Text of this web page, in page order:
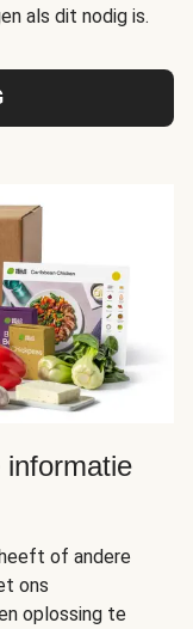
als dit nodig is.
informatie
of andere
ons
oplossing te